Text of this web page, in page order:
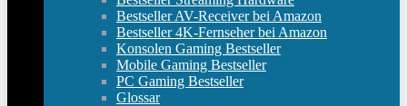
Bestseller AV-Receiver bei Amazon
Bestseller 4K-Fernseher bei Amazon
Konsolen Gaming Bestseller
Mobile Gaming Bestseller
PC Gaming Bestseller
Glossar